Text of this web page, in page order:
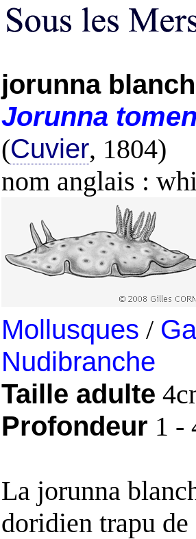
jorunna
Jorunna
(Cuvier, 1804)
nom anglais :
Mollusques /
Nudibranche
Taille adulte
Profondeur 1 -
La jorunna
doridien trapu